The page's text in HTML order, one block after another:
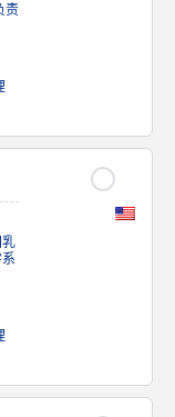
责